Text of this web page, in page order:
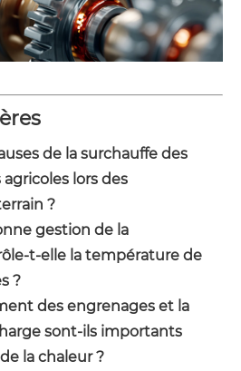
de la surchauffe des
lors des
?
gestion de la
t-elle la température de
?
des engrenages et la
sont-ils importants
la chaleur ?